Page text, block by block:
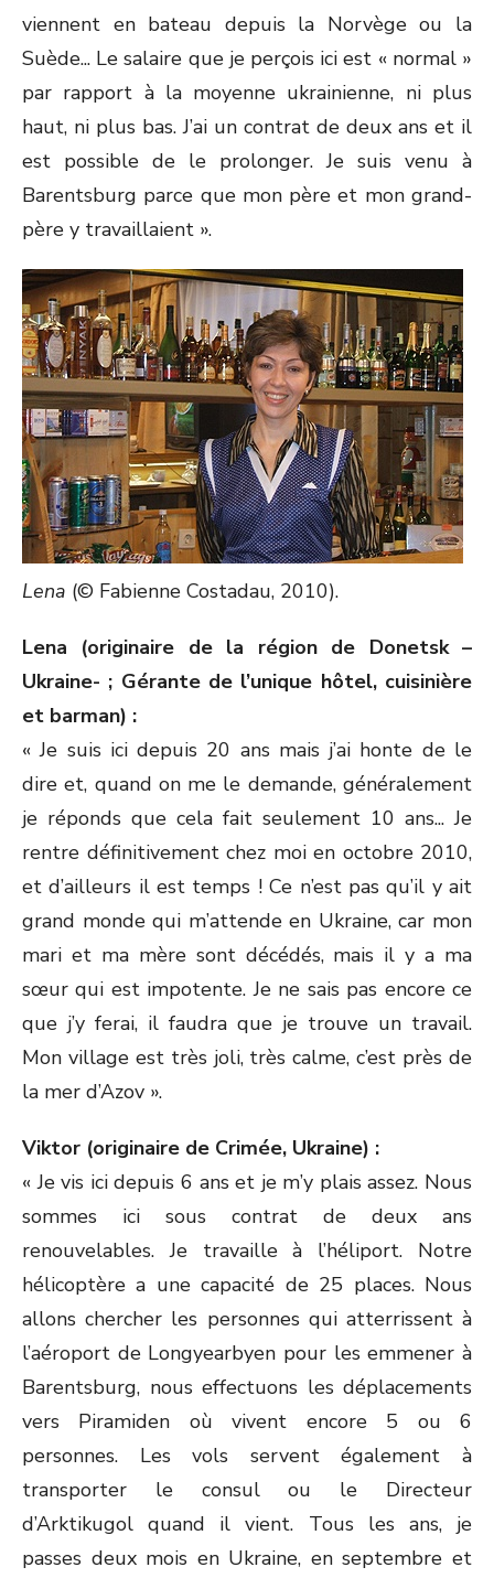
viennent en bateau depuis la Norvège ou la
Suède... Le salaire que je perçois ici est « normal »
par rapport à la moyenne ukrainienne, ni plus
haut, ni plus bas. J’ai un contrat de deux ans et il
est possible de le prolonger. Je suis venu à
Barentsburg parce que mon père et mon grand-
père y travaillaient ».
Lena (© Fabienne Costadau, 2010).
Lena (originaire de la région de Donetsk –
Ukraine- ; Gérante de l’unique hôtel, cuisinière
et barman) :
« Je suis ici depuis 20 ans mais j’ai honte de le
dire et, quand on me le demande, généralement
je réponds que cela fait seulement 10 ans... Je
rentre définitivement chez moi en octobre 2010,
et d’ailleurs il est temps ! Ce n’est pas qu’il y ait
grand monde qui m’attende en Ukraine, car mon
mari et ma mère sont décédés, mais il y a ma
sœur qui est impotente. Je ne sais pas encore ce
que j’y ferai, il faudra que je trouve un travail.
Mon village est très joli, très calme, c’est près de
la mer d’Azov ».
Viktor (originaire de Crimée, Ukraine) :
« Je vis ici depuis 6 ans et je m’y plais assez. Nous
sommes ici sous contrat de deux ans
renouvelables. Je travaille à l’héliport. Notre
hélicoptère a une capacité de 25 places. Nous
allons chercher les personnes qui atterrissent à
l’aéroport de Longyearbyen pour les emmener à
Barentsburg, nous effectuons les déplacements
vers Piramiden où vivent encore 5 ou 6
personnes. Les vols servent également à
transporter le consul ou le Directeur
d’Arktikugol quand il vient. Tous les ans, je
passes deux mois en Ukraine, en septembre et